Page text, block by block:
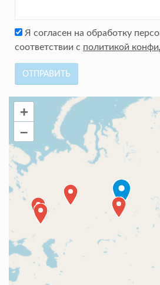
Я согласен на обработку
соответствии с политикой
ОТПРАВИТЬ
+
–